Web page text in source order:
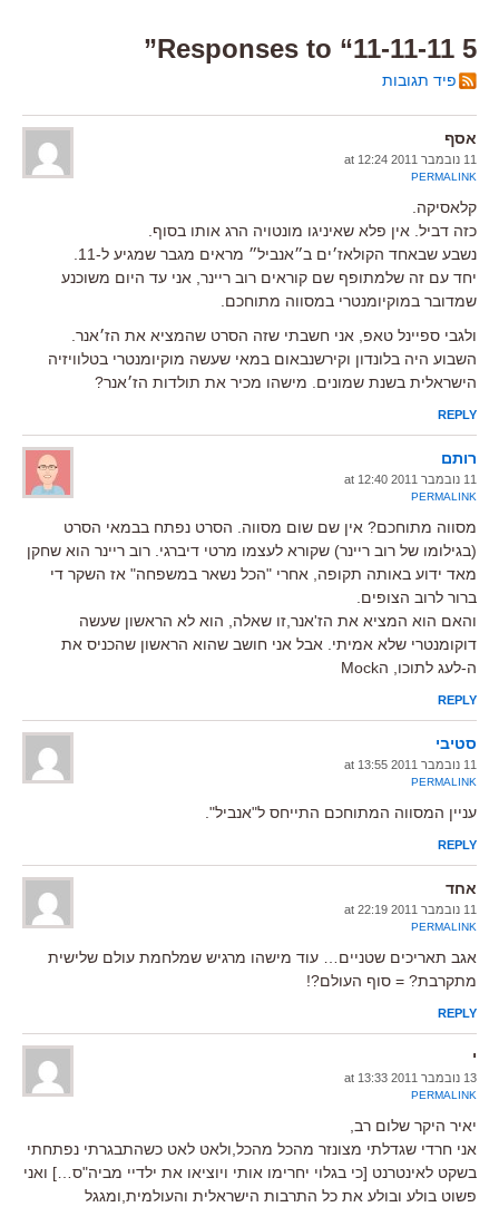
5 Responses to “11-11-11”
פיד תגובות
אסף
11 נובמבר 2011 at 12:24
PERMALINK
קלאסיקה.
כזה דביל. אין פלא שאיניגו מונטויה הרג אותו בסוף.
נשבע שבאחד הקולאז׳ים ב״אנביל״ מראים מגבר שמגיע ל-11.
יחד עם זה שלמתופף שם קוראים רוב ריינר, אני עד היום משוכנע
שמדובר במוקיומנטרי במסווה מתוחכם.
ולגבי ספיינל טאפ, אני חשבתי שזה הסרט שהמציא את הז׳אנר.
השבוע היה בלונדון וקירשנבאום במאי שעשה מוקיומנטרי בטלוויזיה
הישראלית בשנת שמונים. מישהו מכיר את תולדות הז׳אנר?
REPLY
רותם
11 נובמבר 2011 at 12:40
PERMALINK
מסווה מתוחכם? אין שם שום מסווה. הסרט נפתח בבמאי הסרט
(בגילומו של רוב ריינר) שקורא לעצמו מרטי דיברגי. רוב ריינר הוא שחקן
מאד ידוע באותה תקופה, אחרי "הכל נשאר במשפחה" אז השקר די
ברור לרוב הצופים.
והאם הוא המציא את הז'אנר,זו שאלה, הוא לא הראשון שעשה
דוקומנטרי שלא אמיתי. אבל אני חושב שהוא הראשון שהכניס את
ה-לעג לתוכו, הMock
REPLY
סטיבי
11 נובמבר 2011 at 13:55
PERMALINK
עניין המסווה המתוחכם התייחס ל"אנביל".
REPLY
אחד
11 נובמבר 2011 at 22:19
PERMALINK
אגב תאריכים שטניים… עוד מישהו מרגיש שמלחמת עולם שלישית
מתקרבת? = סוף העולם?!
REPLY
י
13 נובמבר 2011 at 13:33
PERMALINK
יאיר היקר שלום רב,
אני חרדי שגדלתי מצונזר מהכל מהכל,ולאט לאט כשהתבגרתי נפתחתי
בשקט לאינטרנט [כי בגלוי יחרימו אותי ויוציאו את ילדיי מביה"ס…] ואני
פשוט בולע ובולע את כל התרבות הישראלית והעולמית,ומגגל